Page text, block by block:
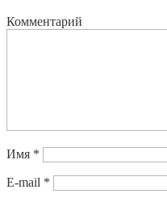
Комментарий
Имя *
E-mail *